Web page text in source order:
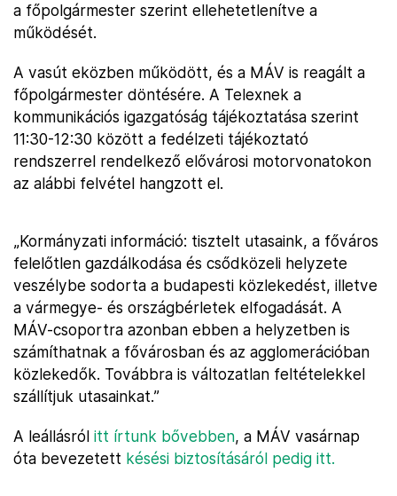
a főpolgármester szerint ellehetetlenítve a
működését.
A vasút eközben működött, és a MÁV is reagált a
főpolgármester döntésére. A Telexnek a
kommunikációs igazgatóság tájékoztatása szerint
11:30-12:30 között a fedélzeti tájékoztató
rendszerrel rendelkező elővárosi motorvonatokon
az alábbi felvétel hangzott el.
„Kormányzati információ: tisztelt utasaink, a főváros
felelőtlen gazdálkodása és csődközeli helyzete
veszélybe sodorta a budapesti közlekedést, illetve
a vármegye- és országbérletek elfogadását. A
MÁV-csoportra azonban ebben a helyzetben is
számíthatnak a fővárosban és az agglomerációban
közlekedők. Továbbra is változatlan feltételekkel
szállítjuk utasainkat.”
A leállásról itt írtunk bővebben, a MÁV vasárnap
óta bevezetett késési biztosításáról pedig itt.